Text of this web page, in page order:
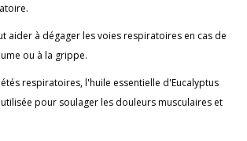
aider à dégager les voies respiratoires en cas de
ou à la grippe.
respiratoires, l'huile essentielle d'Eucalyptus
pour soulager les douleurs musculaires et